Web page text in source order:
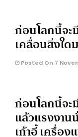
ก่อนโลกนี้จ
เคลื่อนสิ่งใด
Posted On 7
ก่อนโลกนี้จะ
แล้วแรงงา
เก้าอี้ เครื่อ